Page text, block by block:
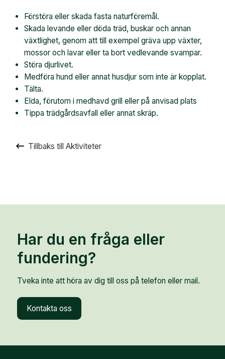
Förstöra eller skada fasta naturföremål.
Skada levande eller döda träd, buskar och annan
växtlighet, genom att till exempel gräva upp växter,
mossor och lavar eller ta bort vedlevande svampar.
Störa djurlivet.
Medföra hund eller annat husdjur som inte är kopplat.
Tälta.
Elda, förutom i medhavd grill eller på anvisad plats
Tippa trädgårdsavfall eller annat skräp.
Tillbaks till Aktiviteter
Har du en fråga eller
fundering?
Tveka inte att höra av dig till oss på telefon eller mail.
Kontakta oss